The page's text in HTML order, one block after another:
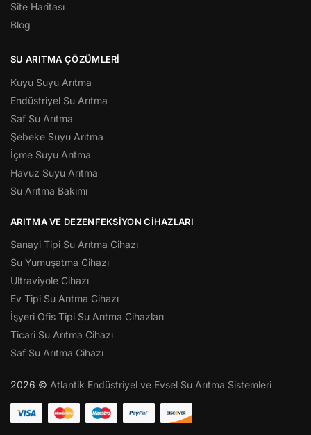
Site Haritası
Blog
SU ARITMA ÇÖZÜMLERI
Kuyu Suyu Arıtma
Endüstriyel Su Arıtma
Saf Su Arıtma
Şebeke Suyu Arıtma
İçme Suyu Arıtma
Havuz Suyu Arıtma
Su Arıtma Bakımı
ARITMA VE DEZENFEKSIYON CIHAZLARI
Sanayi Tipi Su Arıtma Cihazı
Su Yumuşatma Cihazı
Ultraviyole Cihazı
Ev Tipi Su Arıtma Cihazı
İşyeri Ofis Tipi Su Arıtma Cihazları
Ticari Su Arıtma Cihazı
Saf Su Arıtma Cihazı
2026 © Atlantik Endüstriyel ve Evsel Su Arıtma Sistemleri